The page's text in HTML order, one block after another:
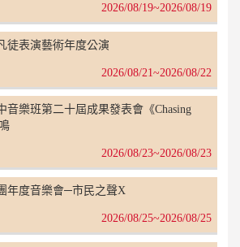
2026/08/19~2026/08/19
徒表演藝術年度公演
2026/08/21~2026/08/22
音樂班第二十屆成果發表會《Chasing
2026/08/23~2026/08/23
年度音樂會─市民之聲X
2026/08/25~2026/08/25